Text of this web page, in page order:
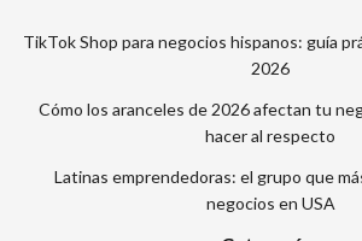
TikTok Shop para negocios hispanos: guía
2026
Cómo los aranceles de 2026 afectan tu
hacer al respecto
Latinas emprendedoras: el grupo que
negocios en USA